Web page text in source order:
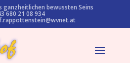
ganzheitlichen bewussten Seins
680 21 08 934